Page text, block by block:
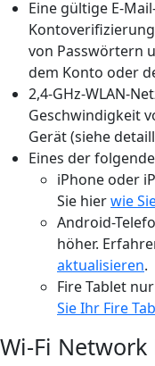
Eine gültige E-
von Passwörtern
dem Konto oder
2,4-GHz-WLAN-
Geschwindigkeit
Gerät (siehe
Eines der
iPhone oder
Sie hierwie
Android-
höher.
aktualisieren.
Fire Tablet
Sie Ihr Fire
Wi-Fi